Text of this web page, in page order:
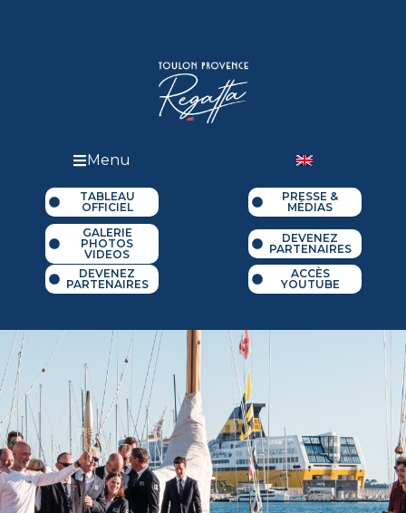
Menu
TABLEAU
OFFICIEL
PRESSE &
MÉDIAS
GALERIE
PHOTOS
VIDEOS
DEVENEZ
PARTENAIRES
DEVENEZ
PARTENAIRES
ACCÈS
YOUTUBE